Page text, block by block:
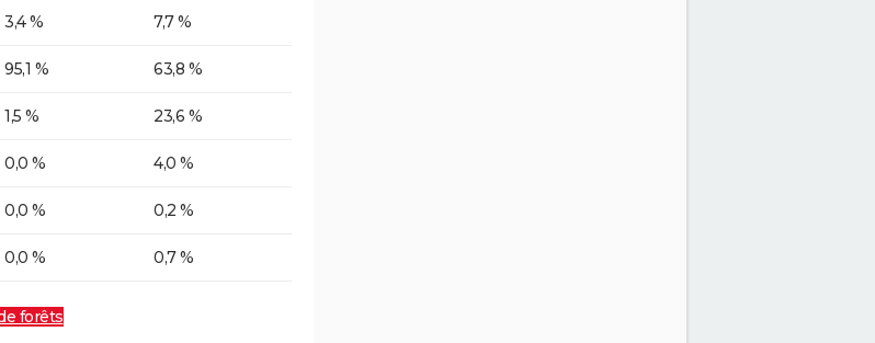
3,4 % 7,7 %
95,1 % 63,8 %
1,5 % 23,6 %
0,0 % 4,0 %
0,0 % 0,2 %
0,0 % 0,7 %
forêts